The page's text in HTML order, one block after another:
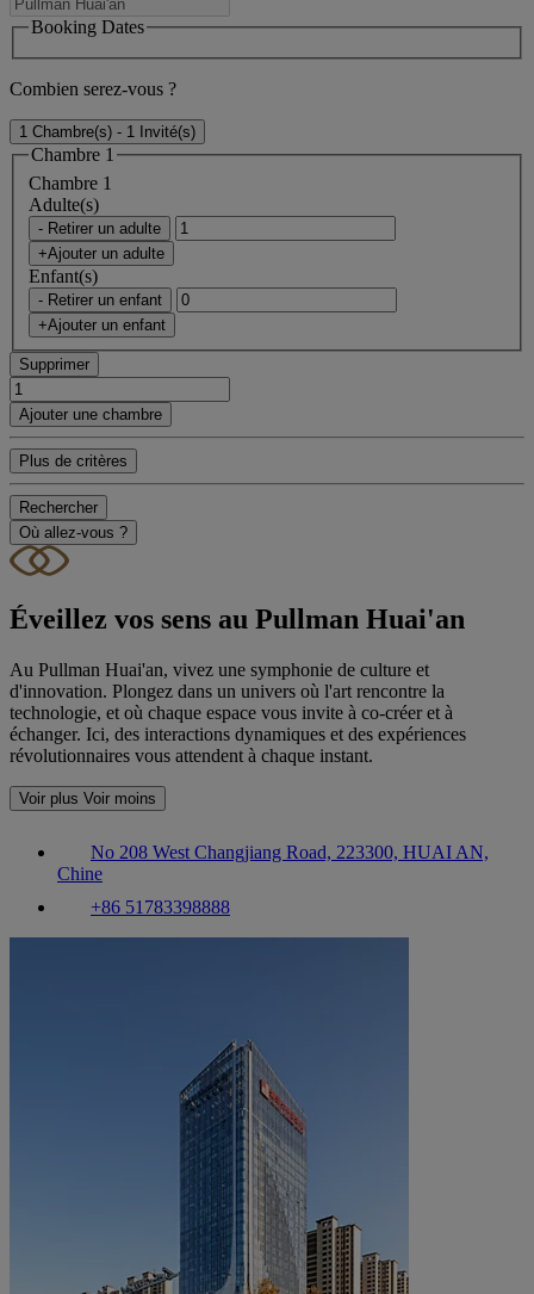
Booking Dates
Combien serez-vous ?
1 Chambre(s) - 1 Invité(s)
Chambre 1
Chambre 1
Adulte(s)
- Retirer un adulte
+Ajouter un adulte
Enfant(s)
- Retirer un enfant
+Ajouter un enfant
Supprimer
Ajouter une chambre
Plus de critères
Rechercher
Où allez-vous ?
Éveillez vos sens au Pullman Huai'an
Au Pullman Huai'an, vivez une symphonie de culture et
d'innovation. Plongez dans un univers où l'art rencontre la
technologie, et où chaque espace vous invite à co-créer et à
échanger. Ici, des interactions dynamiques et des expériences
révolutionnaires vous attendent à chaque instant.
Voir plus Voir moins
No 208 West Changjiang Road, 223300, HUAI AN,
Chine
+86 51783398888